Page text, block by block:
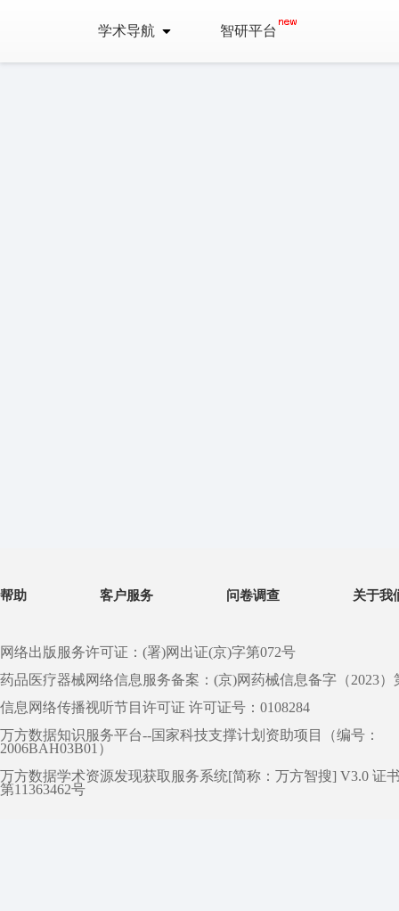
学术导航 智研平台
帮助 客户服务 问卷调查 关于我
网络出版服务许可证：(署)网出证(京)字第072号
药品医疗器械网络信息服务备案：(京)网药械信息备字（2023）
信息网络传播视听节目许可证 许可证号：0108284
万方数据知识服务平台--国家科技支撑计划资助项目（编号：
2006BAH03B01）
万方数据学术资源发现获取服务系统[简称：万方智搜] V3.0 证
第11363462号